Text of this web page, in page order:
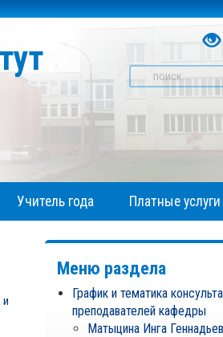
Учитель года Платные услуги
и
Меню раздела
График и тематика
преподавателей кафедры
Матыцина Инга